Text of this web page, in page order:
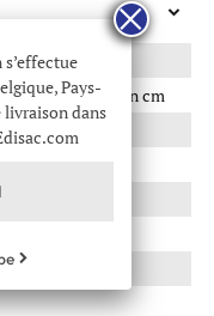
x 20(P) x 40(H) en cm
PAK'R
Pays-
livraison dans